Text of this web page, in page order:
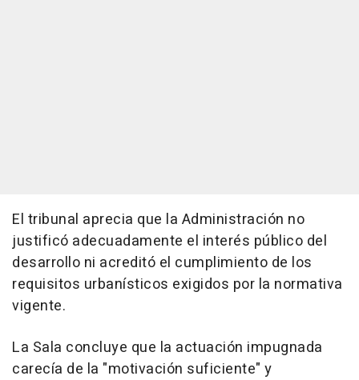
El tribunal aprecia que la Administración no
justificó adecuadamente el interés público del
desarrollo ni acreditó el cumplimiento de los
requisitos urbanísticos exigidos por la normativa
vigente.
La Sala concluye que la actuación impugnada
carecía de la "motivación suficiente" y